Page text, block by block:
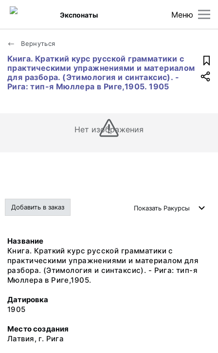
Меню
Экспонаты
Вернуться
Книга. Краткий курс русской грамматики с
практическими упражнениями и материалом
для разбора. (Этимология и синтаксис). -
Рига: тип-я Мюллера в Риге,1905. 1905
Нет изображения
Добавить в заказ Показать Ракурсы
Название
Книга. Краткий курс русской грамматики с
практическими упражнениями и материалом для
разбора. (Этимология и синтаксис). - Рига: тип-я
Мюллера в Риге,1905.
Датировка
1905
Место создания
Латвия, г. Рига